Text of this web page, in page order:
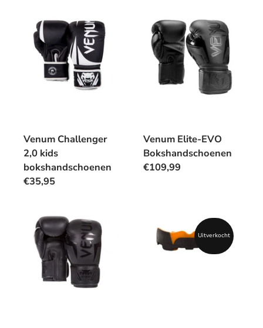
Venum Challenger
2,0 kids
bokshandschoenen
€35,95
Venum Elite-EVO
Bokshandschoenen
€109,99
Uitverkocht